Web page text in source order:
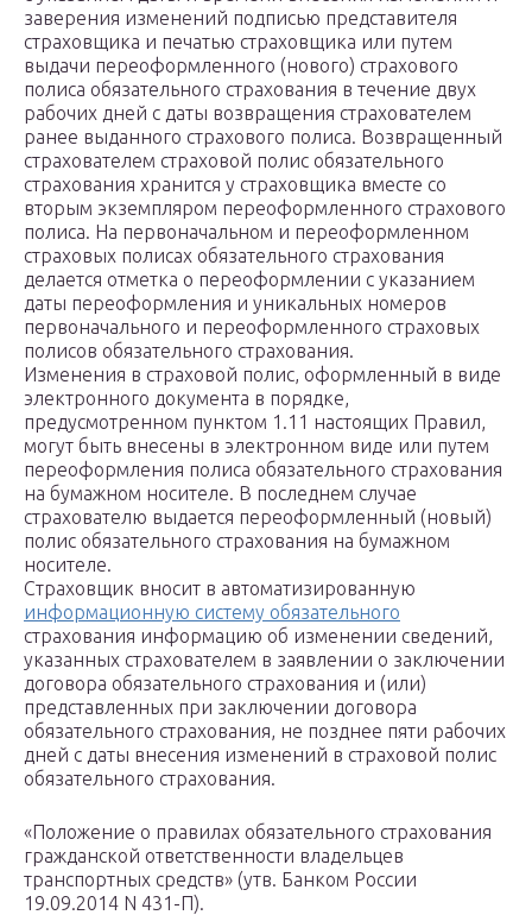
заверения изменений подписью представителя
страховщика и печатью страховщика или путем
выдачи переоформленного (нового) страхового
полиса обязательного страхования в течение двух
рабочих дней с даты возвращения страхователем
ранее выданного страхового полиса. Возвращенный
страхователем страховой полис обязательного
страхования хранится у страховщика вместе со
вторым экземпляром переоформленного страхового
полиса. На первоначальном и переоформленном
страховых полисах обязательного страхования
делается отметка о переоформлении с указанием
даты переоформления и уникальных номеров
первоначального и переоформленного страховых
полисов обязательного страхования.
Изменения в страховой полис, оформленный в виде
электронного документа в порядке,
предусмотренном пунктом 1.11 настоящих Правил,
могут быть внесены в электронном виде или путем
переоформления полиса обязательного страхования
на бумажном носителе. В последнем случае
страхователю выдается переоформленный (новый)
полис обязательного страхования на бумажном
носителе.
Страховщик вносит в автоматизированную
информационную систему обязательного
страхования информацию об изменении сведений,
указанных страхователем в заявлении о заключении
договора обязательного страхования и (или)
представленных при заключении договора
обязательного страхования, не позднее пяти рабочих
дней с даты внесения изменений в страховой полис
обязательного страхования.
«Положение о правилах обязательного страхования
гражданской ответственности владельцев
транспортных средств» (утв. Банком России
19.09.2014 N 431-П).